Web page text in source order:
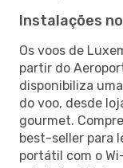
Instalações
Os voos de
partir do
disponibiliza
do voo, desde
gourmet.
best-seller para
portátil com o